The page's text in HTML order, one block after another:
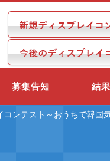
募集告知 結
コンテスト～おうちで韓国